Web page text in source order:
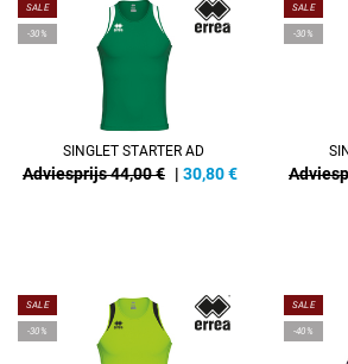
SALE
-30%
SINGLET STARTER AD
Adviesprijs 44,00 € | 30,80€
SALE
-30%
SALE
-30%
SALE
-40%